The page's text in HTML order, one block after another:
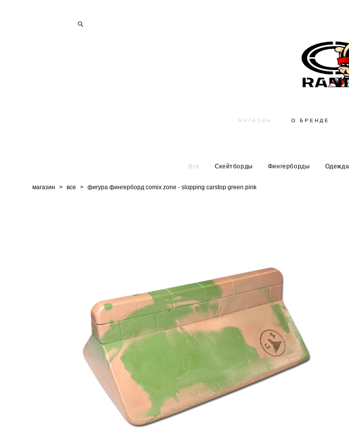
МАГАЗИН О БРЕНДЕ
Все Скейтборды Фингерборды Одежда
магазин > все > фигура фингерборд comix zone - slopping carstop green pink